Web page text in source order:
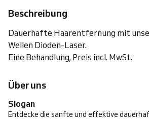
Beschreibung
Dauerhafte Haarentfernung mit
Wellen Dioden-Laser.
Eine Behandlung, Preis incl. MwSt.
Über uns
Slogan
Entdecke die sanfte und effektive